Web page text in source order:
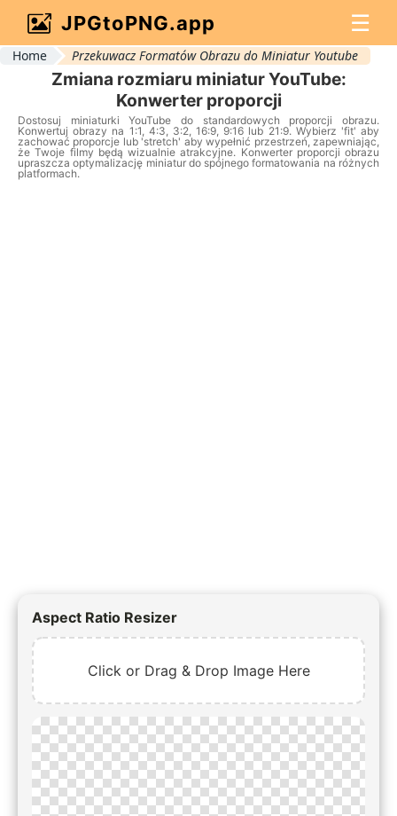
JPGtoPNG.app ☰
Home Przekuwacz Formatów Obrazu do Miniatur Youtube
Zmiana rozmiaru miniatur YouTube:
Konwerter proporcji
Dostosuj miniaturki YouTube do standardowych proporcji obrazu.
Konwertuj obrazy na 1:1, 4:3, 3:2, 16:9, 9:16 lub 21:9. Wybierz 'fit' aby
zachować proporcje lub 'stretch' aby wypełnić przestrzeń, zapewniając,
że Twoje filmy będą wizualnie atrakcyjne. Konwerter proporcji obrazu
upraszcza optymalizację miniatur do spójnego formatowania na różnych
platformach.
Aspect Ratio Resizer
Click or Drag & Drop Image Here